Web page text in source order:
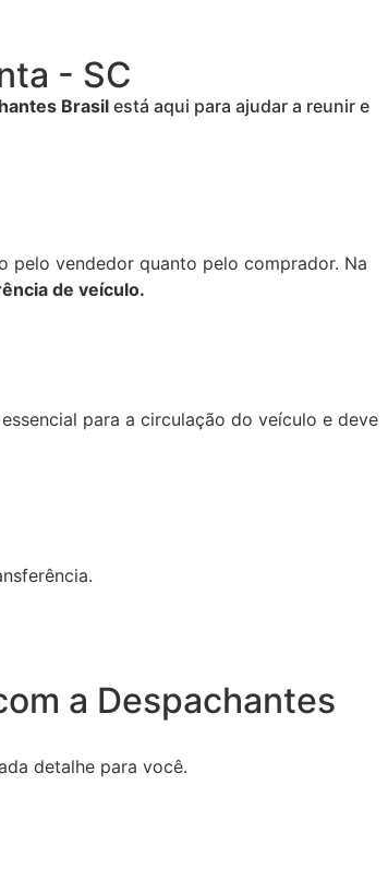
- SC
Brasilestá aqui para ajudar a reunir e
pelo vendedor quanto pelo comprador. Na
de veículo.
para a circulação do veículo e deve
a Despachantes
detalhe para você.